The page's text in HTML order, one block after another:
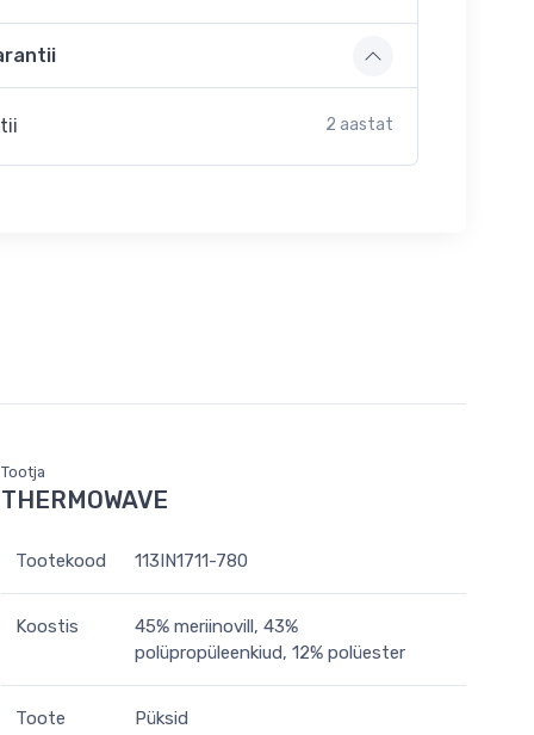
2 aastat
Tootja
THERMOWAVE
Tootekood 113IN1711-780
Koostis
45% meriinovill, 43%
polüpropüleenkiud, 12% polüester
Toote
Püksid